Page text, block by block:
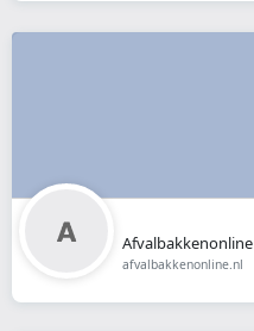
Afvalbakkenonline
afvalbakkenonline.nl